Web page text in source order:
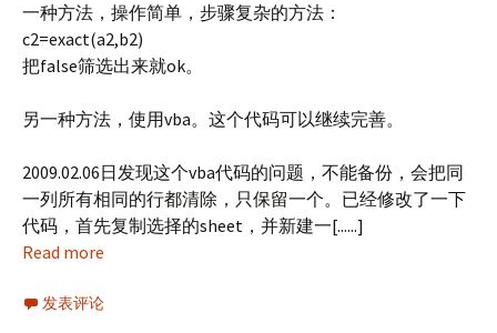
一种方法，操作简单，步骤复杂的方法：
c2=exact(a2,b2)
把false筛选出来就ok。
另一种方法，使用vba。这个代码可以继续完善。
2009.02.06日发现这个vba代码的问题，不能备份，会把同
一列所有相同的行都清除，只保留一个。已经修改了一下
代码，首先复制选择的sheet，并新建一[......]
Read more
发表评论